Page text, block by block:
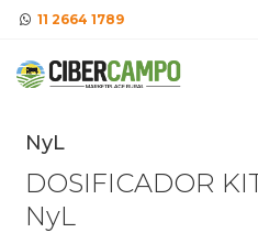
11 2664 1789
NyL
DOSIFICADOR
NyL